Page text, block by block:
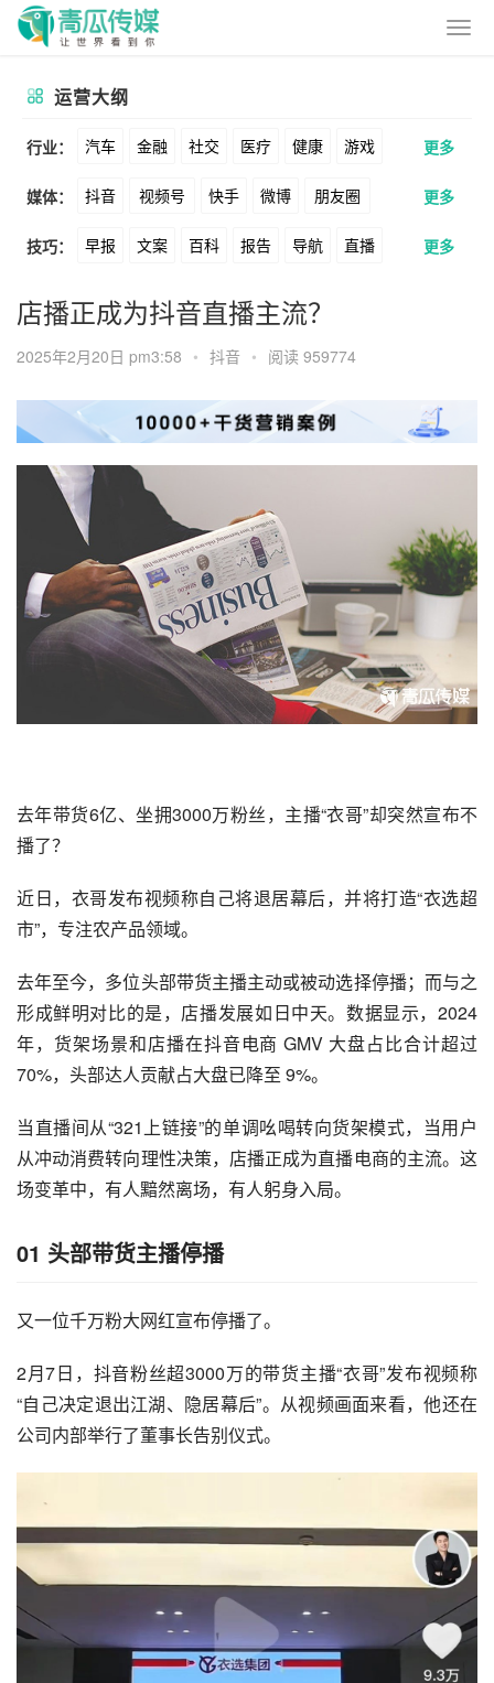
运营大纲
行业： 汽车 金融 社交 医疗 健康 游戏
动漫 美妆 美食 家装 教育 婚纱
酒旅 母婴 宠物 文娱 跨境 科技
广告 元宇宙 房地产
更多
媒体： 抖音 视频号 快手 微博 朋友圈
公众号 B站 小红书 头条 知乎
Soul 360 百度 搜狗 爱奇艺
美图 最右 神马 谷歌 Facebook
Tiktok YouTube Yahoo Bing
更多
技巧： 早报 文案 百科 报告 导航 直播
卖货 脚本 话术 电商 私域
涨粉 广告 推广 方案 策划 案例
数据 拉新 活动 用户 海外
更多
店播正成为抖音直播主流？
2025年2月20日 pm3:58 • 抖音 • 阅读 959774
去年带货6亿、坐拥3000万粉丝，主播“衣哥”却突然宣布不
播了？
近日，衣哥发布视频称自己将退居幕后，并将打造“衣选超
市”，专注农产品领域。
去年至今，多位头部带货主播主动或被动选择停播；而与之
形成鲜明对比的是， 店播发展如日中天。数据显示，2024
年，货架场景和店播在抖音电商 GMV 大盘占比合计超过
70%，头部达人贡献占大盘已降至 9%。
当直播间从“321上链接”的单调吆喝转向货架模式，当用户
从冲动消费转向理性决策，店播正成为直播电商的主流。这
场变革中，有人黯然离场，有人躬身入局。
01 头部带货主播停播
又一位千万粉大网红宣布停播了。
2月7日，抖音粉丝超3000万的带货主播“衣哥”发布视频称
“自己决定退出江湖、隐居幕后”。从视频画面来看，他还在
公司内部举行了董事长告别仪式。